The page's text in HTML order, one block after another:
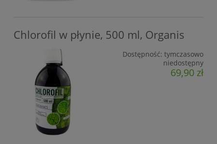
Chlorofil w płynie, 500 ml, Organis
Dostępność: tymczasowo
niedostępny
69,90 zł